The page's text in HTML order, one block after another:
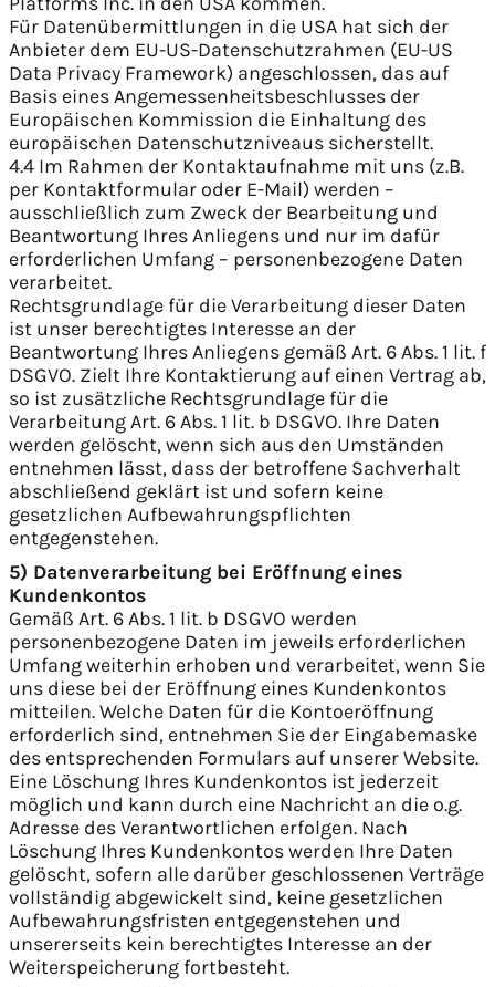
Für Datenübermittlungen in die USA hat sich der
Anbieter dem EU-US-Datenschutzrahmen (EU-US
Data Privacy Framework) angeschlossen, das auf
Basis eines Angemessenheitsbeschlusses der
Europäischen Kommission die Einhaltung des
europäischen Datenschutzniveaus sicherstellt.
4.4 Im Rahmen der Kontaktaufnahme mit uns (z.B.
per Kontaktformular oder E-Mail) werden –
ausschließlich zum Zweck der Bearbeitung und
Beantwortung Ihres Anliegens und nur im dafür
erforderlichen Umfang – personenbezogene Daten
verarbeitet.
Rechtsgrundlage für die Verarbeitung dieser Daten
ist unser berechtigtes Interesse an der
Beantwortung Ihres Anliegens gemäß Art. 6 Abs. 1 lit. f
DSGVO. Zielt Ihre Kontaktierung auf einen Vertrag ab,
so ist zusätzliche Rechtsgrundlage für die
Verarbeitung Art. 6 Abs. 1 lit. b DSGVO. Ihre Daten
werden gelöscht, wenn sich aus den Umständen
entnehmen lässt, dass der betroffene Sachverhalt
abschließend geklärt ist und sofern keine
gesetzlichen Aufbewahrungspflichten
entgegenstehen.
5) Datenverarbeitung bei Eröffnung eines
Kundenkontos
Gemäß Art. 6 Abs. 1 lit. b DSGVO werden
personenbezogene Daten im jeweils erforderlichen
Umfang weiterhin erhoben und verarbeitet, wenn Sie
uns diese bei der Eröffnung eines Kundenkontos
mitteilen. Welche Daten für die Kontoeröffnung
erforderlich sind, entnehmen Sie der Eingabemaske
des entsprechenden Formulars auf unserer Website.
Eine Löschung Ihres Kundenkontos ist jederzeit
möglich und kann durch eine Nachricht an die o.g.
Adresse des Verantwortlichen erfolgen. Nach
Löschung Ihres Kundenkontos werden Ihre Daten
gelöscht, sofern alle darüber geschlossenen Verträge
vollständig abgewickelt sind, keine gesetzlichen
Aufbewahrungsfristen entgegenstehen und
unsererseits kein berechtigtes Interesse an der
Weiterspeicherung fortbesteht.